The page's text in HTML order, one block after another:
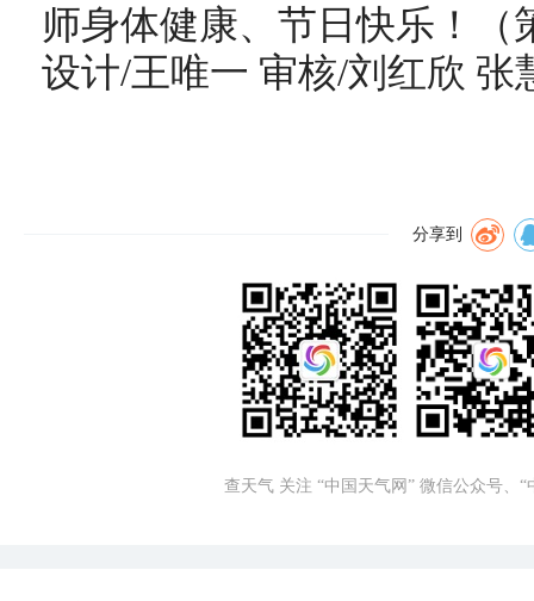
师身体健康、节日快乐！（
设计/王唯一 审核/刘红欣 张
分享到
查天气 关注 “中国天气网” 微信公众号、